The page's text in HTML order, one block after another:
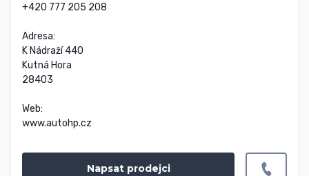
+420 777 205 208
Adresa:
K Nádraží 440
Kutná Hora
28403
Web:
www.autohp.cz
Napsat prodejci